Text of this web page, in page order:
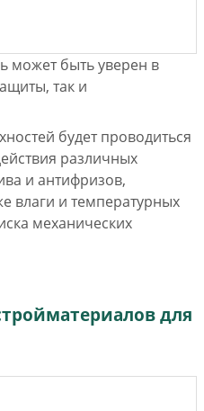
может быть уверен в
так и
будет проводиться
различных
и антифризов,
влаги и температурных
механических
для